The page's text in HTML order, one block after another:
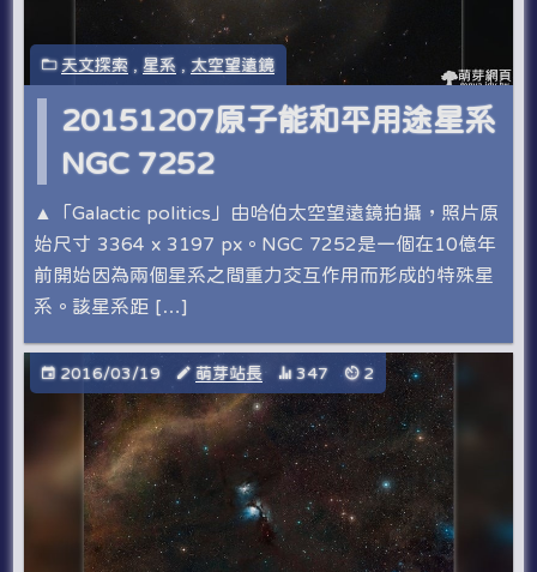
天文探索 ,星系 , 太空望遠鏡
20151207原子能和平用途星系
NGC 7252
▲「Galactic politics」由哈伯太空望遠鏡拍攝，照片原
始尺寸 3364 x 3197 px。NGC 7252是一個在10億年
前開始因為兩個星系之間重力交互作用而形成的特殊星
系。該星系距 […]
2016/03/19 萌芽站長 347 2